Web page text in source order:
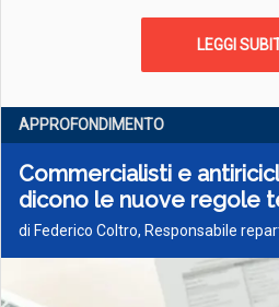
LEGGI
APPROFONDIMENTO
Commercialisti e
dicono le nuove regole
di Federico Coltro, Responsabile